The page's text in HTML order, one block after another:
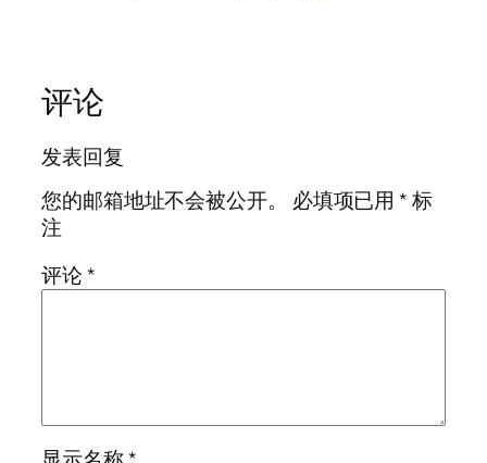
评论
发表回复
您的邮箱地址不会被公开。
必填项已用*标
注
评论*